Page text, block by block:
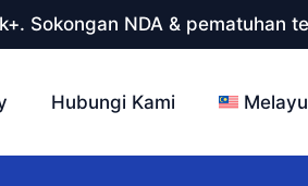
Sokongan NDA & pematuhan
Hubungi Kami Melayu